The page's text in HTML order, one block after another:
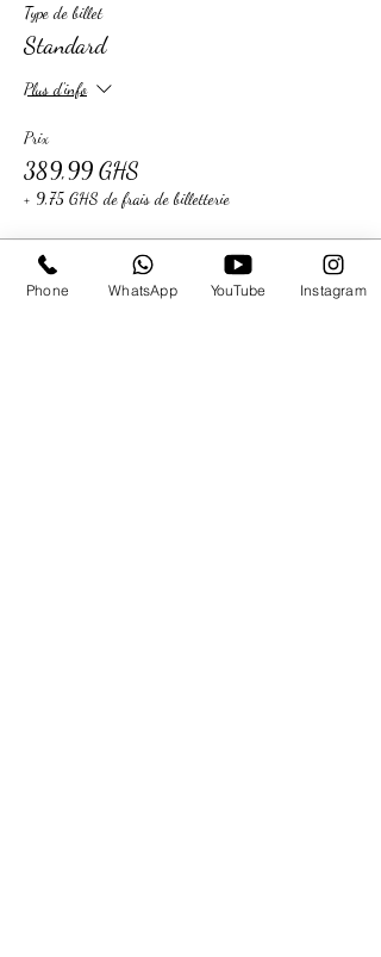
Type de billet
Standard
Plus d'info
Prix
389,99 GHS
+ 9,75 GHS de frais de billetterie
Share This Event
Phone WhatsApp YouTube Instagram